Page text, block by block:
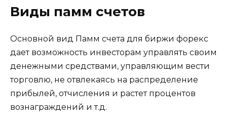
Виды памм счетов
Основной вид Памм счета для биржи форекс
дает возможность инвесторам управлять своим
денежными средствами, управляющим вести
торговлю, не отвлекаясь на распределение
прибылей, отчисления и растет процентов
вознаграждений и т.д.